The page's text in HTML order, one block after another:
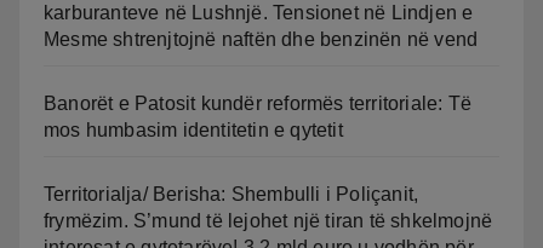
karburanteve në Lushnjë. Tensionet në Lindjen e
Mesme shtrenjtojnë naftën dhe benzinën në vend
Banorët e Patosit kundër reformës territoriale: Të
mos humbasim identitetin e qytetit
Territorialja/ Berisha: Shembulli i Poliçanit,
frymëzim. S’mund të lejohet një tiran të shkelmojnë